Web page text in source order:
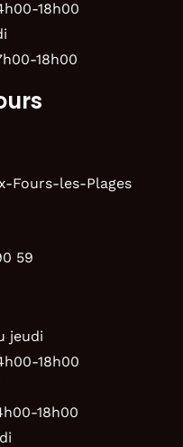
18h00
18h00
Fours-les-Plages
59
jeudi
18h00
18h00